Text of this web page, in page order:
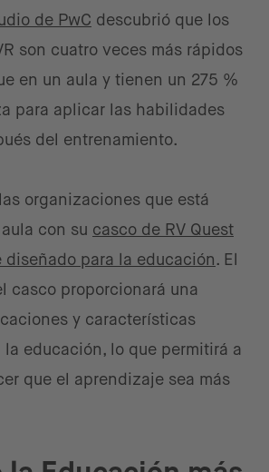
de PwC descubrió que los
son cuatro veces más rápidos
en un aula y tienen un 275 %
para aplicar las habilidades
del entrenamiento.
organizaciones que está
con su casco de RV Quest
diseñado para la educación . El
casco proporcionará una
y características
educación, lo que permitirá a
que el aprendizaje sea más